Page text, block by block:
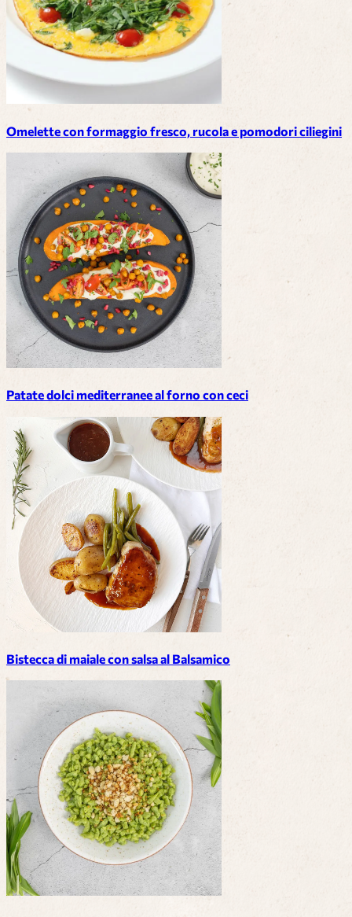
Omelette con formaggio fresco, rucola e pomodori ciliegini
Patate dolci mediterranee al forno con ceci
Bistecca di maiale con salsa al Balsamico